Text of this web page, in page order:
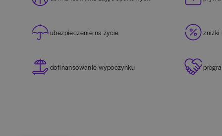
ubezpieczenie na życie zniżki
dofinansowanie wypoczynku